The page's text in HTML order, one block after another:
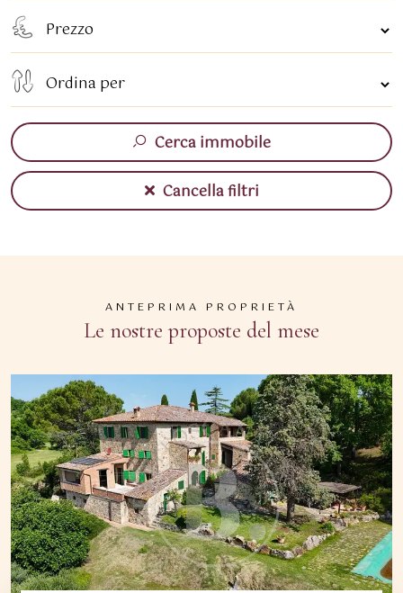
Cerca immobile
Cancella filtri
ANTEPRIMA PROPRIETÀ
Le nostre proposte del mese